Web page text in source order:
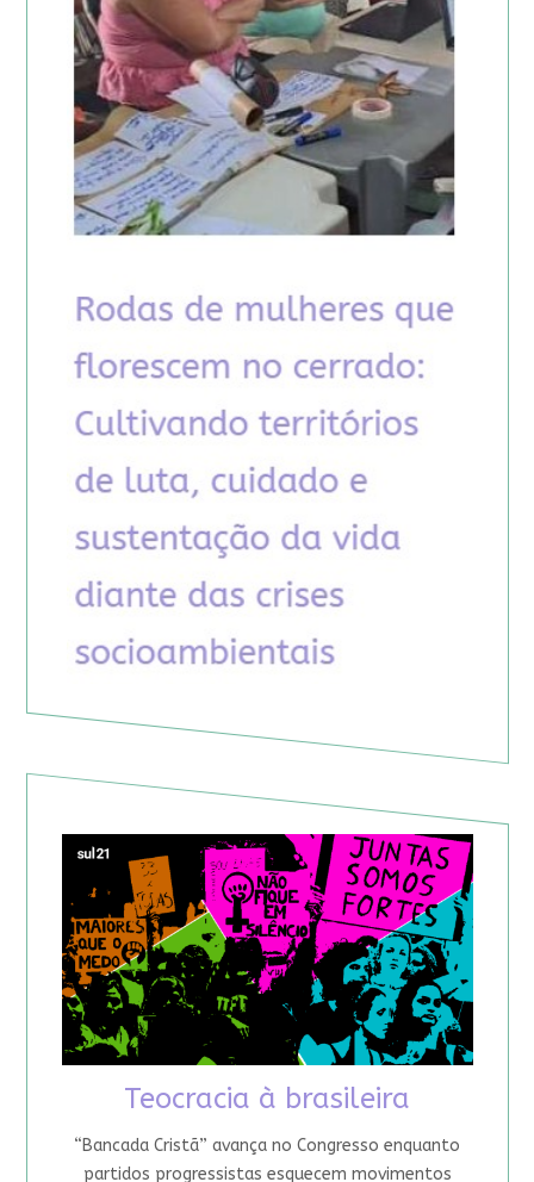
Teocracia à brasileira
“Bancada Cristã” avança no Congresso enquanto
partidos progressistas esquecem movimentos